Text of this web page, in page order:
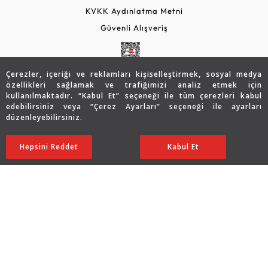
Çerezler, içeriği ve reklamları kişiselleştirmek, sosyal medya
özellikleri sağlamak ve trafiğimizi analiz etmek için
kullanılmaktadır. “Kabul Et” seçeneği ile tüm çerezleri kabul
edebilirsiniz veya “Çerez Ayarları” seçeneği ile ayarları
düzenleyebilirsiniz.
Ayarları Düzenle
Hepsini Reddet Kabul Et
58.028 TL
34.817TL SATIN ALIN
KVKK Aydınlatma Metni
Güvenli Alışveriş
Copyright © 2026 Assos Pırlanta - Bu sitenin tüm hakları